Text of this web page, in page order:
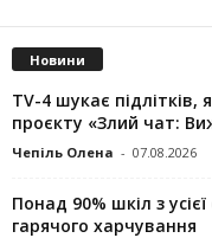
Новини
TV-4 шукає підлітків,
проєкту «Злий чат:
Чепіль Олена - 07.08.2026
Понад 90% шкіл з
гарячого харчування